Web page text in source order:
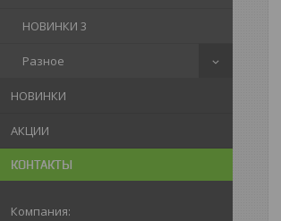
НОВИНКИ 3
Разное
НОВИНКИ
АКЦИИ
КОНТАКТЫ